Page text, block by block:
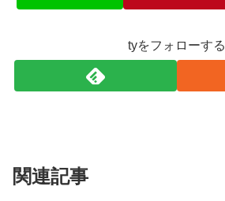
tyをフォローする
関連記事